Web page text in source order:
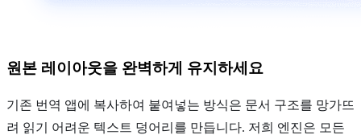
원본 레이아웃을 완벽하게 유지하세요
기존 번역 앱에 복사하여 붙여넣는 방식은 문서 구조를 망가뜨
려 읽기 어려운 텍스트 덩어리를 만듭니다. 저희 엔진은 모든